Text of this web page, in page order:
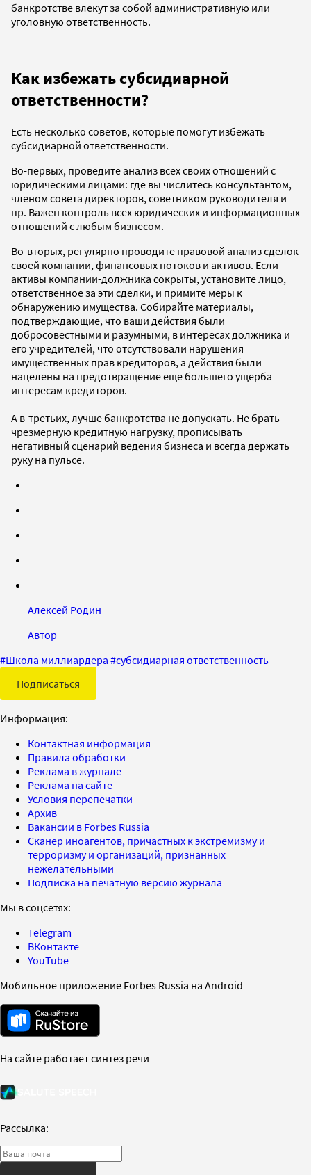
банкротстве влекут за собой административную или
уголовную ответственность.
Как избежать субсидиарной
ответственности?
Есть несколько советов, которые помогут избежать
субсидиарной ответственности.
Во-первых, проведите анализ всех своих отношений с
юридическими лицами: где вы числитесь консультантом,
членом совета директоров, советником руководителя и
пр. Важен контроль всех юридических и информационных
отношений с любым бизнесом.
Во-вторых, регулярно проводите правовой анализ сделок
своей компании, финансовых потоков и активов. Если
активы компании-должника сокрыты, установите лицо,
ответственное за эти сделки, и примите меры к
обнаружению имущества. Собирайте материалы,
подтверждающие, что ваши действия были
добросовестными и разумными, в интересах должника и
его учредителей, что отсутствовали нарушения
имущественных прав кредиторов, а действия были
нацелены на предотвращение еще большего ущерба
интересам кредиторов.
А в-третьих, лучше банкротства не допускать. Не брать
чрезмерную кредитную нагрузку, прописывать
негативный сценарий ведения бизнеса и всегда держать
руку на пульсе.
Алексей Родин
Автор
#Школа миллиардера #субсидиарная ответственность
Подписаться
Информация:
Контактная информация
Правила обработки
Реклама в журнале
Реклама на сайте
Условия перепечатки
Архив
Вакансии в Forbes Russia
Сканер иноагентов, причастных к экстремизму и
терроризму и организаций, признанных
нежелательными
Подписка на печатную версию журнала
Мы в соцсетях:
Telegram
ВКонтакте
YouTube
Мобильное приложение Forbes Russia на Android
На сайте работает синтез речи
Рассылка: